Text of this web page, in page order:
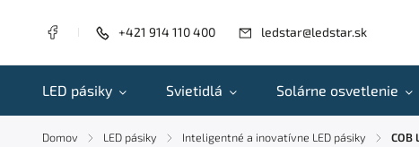
+421 914 110 400 ledstar@ledstar.sk
LED pásiky Svietidlá Solárne osvetlenie
Domov / LED pásiky / Inteligentné a inovatívne LED pásiky / COB